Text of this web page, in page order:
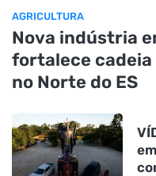
AGRICULTURA
Nova indústria
fortalece
no Norte do ES